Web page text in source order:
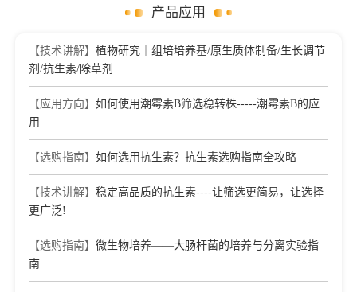
The tomato methyl-CpG-binding domain SlMBD5 promotes
SlGA2ox4
Journal：Cell Reports
Succinate Dehydrogenase Subunits Differentially Regulate
Physiology, SDHI Sensitivity, and DON Biosynthesis in
Fusarium pseudograminearum
Journal：JOURNAL OF AGRICULTURAL AND FOOD
CHEMISTRY | DOI：10.1021/acs.jafc.6c00040 | IF：6.7
Genome-Scale CRISPR-Cas9 Transcriptional Activation
Screening in Metformin Resistance Related Gene of Prostate
Cancer
Journal：Frontiers in Cell and Developmental Biology | DOI：
10.3389/fcell.2020.616332
产品应用
【技术讲解】 植物研究｜组培培养基/原生质体制备/生长调节
剂/抗生素/除草剂
【应用方向】 如何使用潮霉素B筛选稳转株-----潮霉素B的应
用
【选购指南】 如何选用抗生素？抗生素选购指南全攻略
【技术讲解】 稳定高品质的抗生素----让筛选更简易，让选择
更广泛!
【选购指南】 微生物培养——大肠杆菌的培养与分离实验指
南